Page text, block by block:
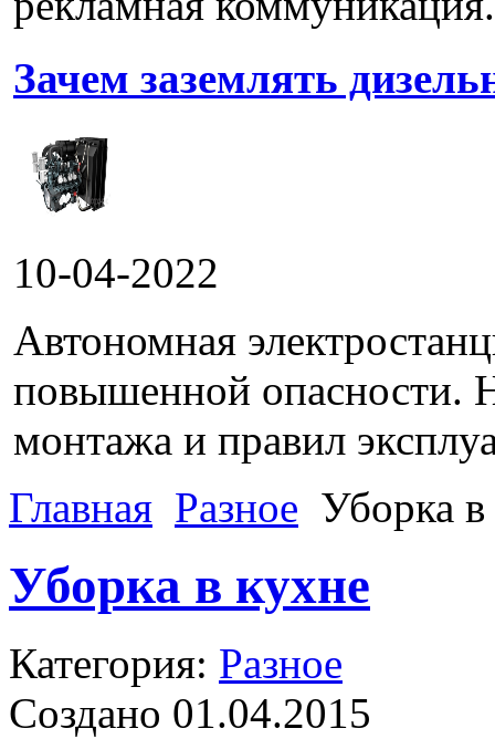
Зачем заземлять
10-04-2022
Автономная
повышенной опасности.
монтажа и правил
Главная Разное Уборка в
Уборка в кухне
Категория: Разное
Создано 01.04.2015